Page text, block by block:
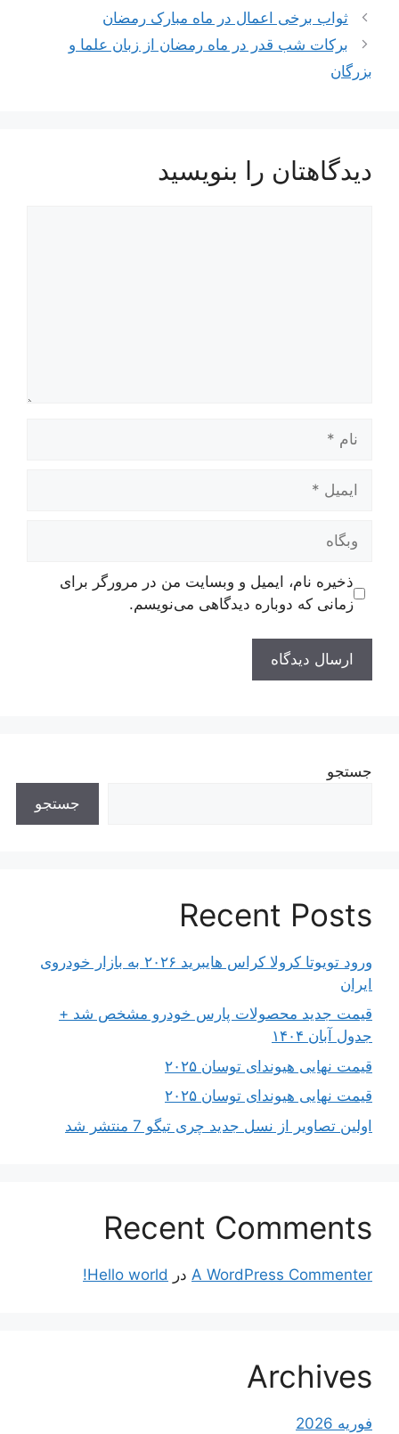
ناوبری
نوشته‌ها
ثواب برخی اعمال در ماه مبارک رمضان
برکات شب قدر در ماه رمضان از زبان علما و
بزرگان
دیدگاهتان را بنویسید
ایمیل
وبگاه
ذخیره نام، ایمیل و وبسایت من در مرورگر برای
زمانی که دوباره دیدگاهی می‌نویسم.
جستجو
جستجو
Recent Posts
ورود تویوتا کرولا کراس هایبرید ۲۰۲۶ به بازار خودروی
ایران
قیمت جدید محصولات پارس خودرو مشخص شد +
جدول آبان ۱۴۰۴
قیمت نهایی هیوندای توسان ۲۰۲۵
قیمت نهایی هیوندای توسان ۲۰۲۵
اولین تصاویر از نسل جدید چری تیگو 7 منتشر شد
Recent Comments
A WordPress Commenter در Hello world!
Archives
فوریه 2026